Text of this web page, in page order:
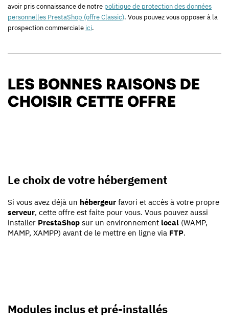
avoir pris connaissance de notre politique de protection des données
personnelles PrestaShop (offre Classic). Vous pouvez vous opposer à la
prospection commerciale ici.
LES BONNES RAISONS DE
CHOISIR CETTE OFFRE
Le choix de votre hébergement
Si vous avez déjà un hébergeur favori et accès à votre propre
serveur, cette offre est faite pour vous. Vous pouvez aussi
installer PrestaShop sur un environnement local (WAMP,
MAMP, XAMPP) avant de le mettre en ligne via FTP.
Modules inclus et pré-installés